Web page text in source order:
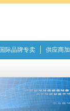
国际品牌专卖 供应商